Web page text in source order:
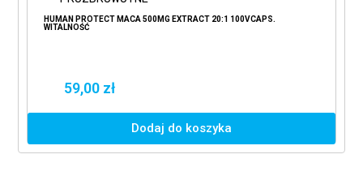
HUMAN PROTECT MACA 500MG EXTRACT 20:1 100VCAPS.
WITALNOŚĆ
59,00 zł
Dodaj do koszyka